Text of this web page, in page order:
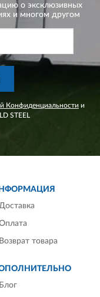
о эксклюзивных
и многом другом
Конфиденциальности и
STEEL
Возврат товара
Блог